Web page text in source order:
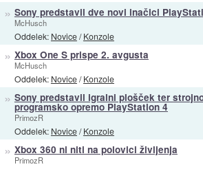
» Sony predstavil dve novi inačici
McHusch
Oddelek: Novice/Konzole
» Xbox One S prispe 2. avgusta
McHusch
Oddelek: Novice/Konzole
» Sony predstavil igralni plošček ter
programsko opremo PlayStation 4
PrimozR
Oddelek: Novice/Konzole
» Xbox 360 ni niti na polovici življenja
PrimozR